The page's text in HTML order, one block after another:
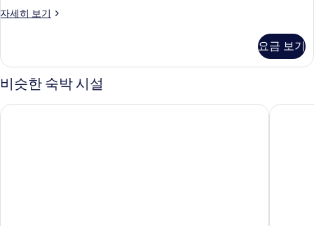
진
두
보
기
자세히 보기
스
더
블
룸
세
요금 보기
비슷한 숙박 시설
호텔 프롬나드 호텔 엑